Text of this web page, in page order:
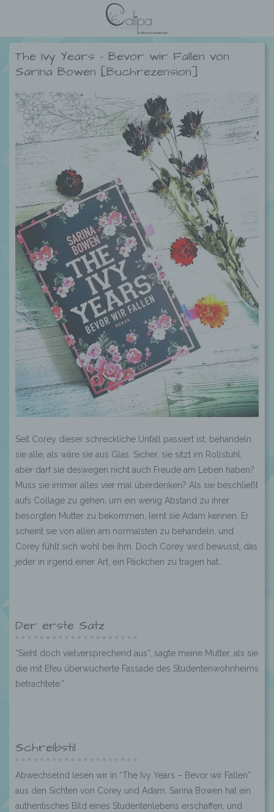
The Ivy Years – Bevor wir Fallen von
Sarina Bowen [Buchrezension]
Seit Corey dieser schreckliche Unfall passiert ist, behandeln
sie alle, als wäre sie aus Glas. Sicher, sie sitzt im Rollstuhl,
aber darf sie deswegen nicht auch Freude am Leben haben?
Muss sie immer alles vier mal überdenken? Als sie beschließt
aufs Collage zu gehen, um ein wenig Abstand zu ihrer
besorgten Mutter zu bekommen, lernt sie Adam kennen. Er
scheint sie von allen am normalsten zu behandeln, und
Corey fühlt sich wohl bei ihm. Doch Corey wird bewusst, das
jeder in irgend einer Art, ein Päckchen zu tragen hat…
Der erste Satz
“Sieht doch vielversprechend aus”, sagte meine Mutter, als sie
die mit Efeu überwucherte Fassade des Studentenwohnheims
betrachtete.”
Schreibstil
Abwechselnd lesen wir in “The Ivy Years – Bevor wir Fallen”
aus den Sichten von Corey und Adam. Sarina Bowen hat ein
authentisches Bild eines Studentenlebens erschaffen, und